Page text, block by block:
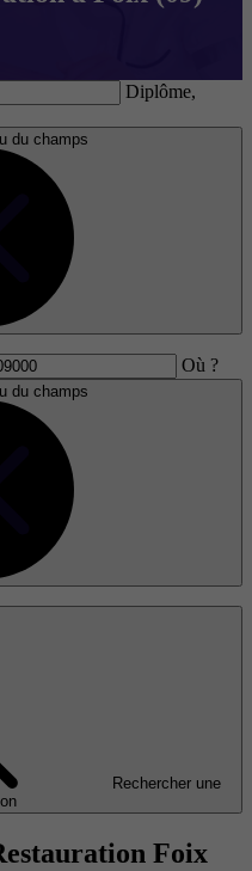
Diplôme,
du champs
Où ?
du champs
Rechercher une
Foix